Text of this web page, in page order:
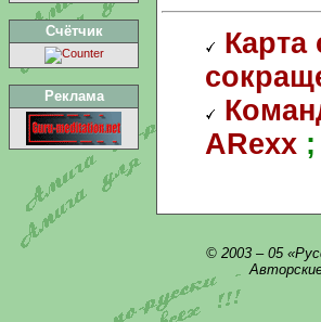
Счётчик
Реклама
Карта
ARexx ;
© 2003 – 05